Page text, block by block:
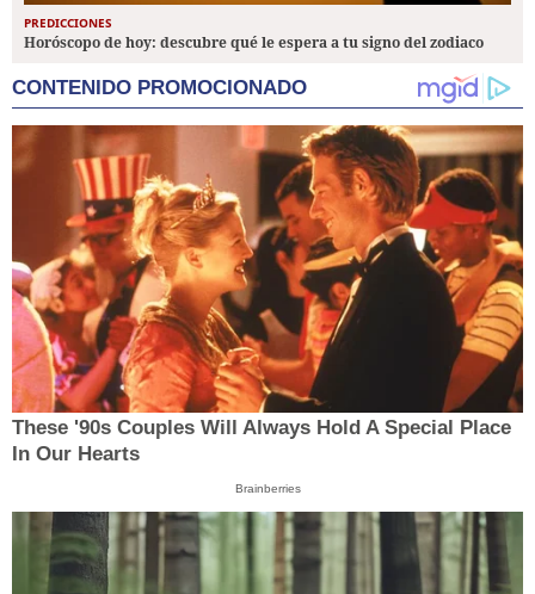
PREDICCIONES
Horóscopo de hoy: descubre qué le espera a tu signo del zodiaco
CONTENIDO PROMOCIONADO
These '90s Couples Will Always Hold A Special Place
In Our Hearts
Brainberries